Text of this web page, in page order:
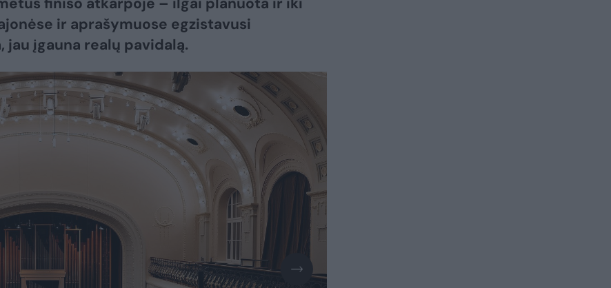
ir aprašymuose egzistavusi
jau įgauna realų pavidalą.